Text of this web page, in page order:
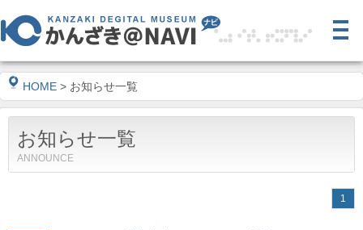
HOME > お知らせ一覧
お知らせ一覧
ANNOUNCE
1